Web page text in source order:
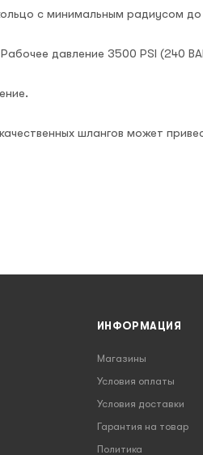
с минимальным радиусом
давление 3500 PSI (240
шлангов может
ИНФОРМАЦИЯ
Магазины
Условия оплаты
Условия доставки
Гарантия на товар
Политика